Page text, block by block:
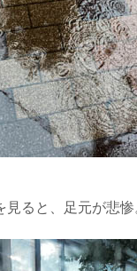
見ると、足元が悲惨